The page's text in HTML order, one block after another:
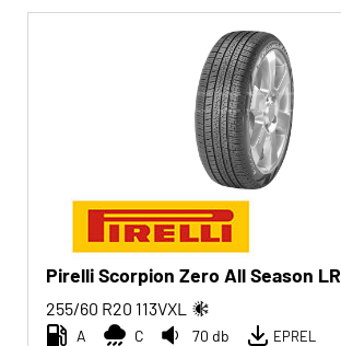
Pirelli Scorpion Zero All Season LR
255/60 R20 113VXL
A C 70 db EPREL